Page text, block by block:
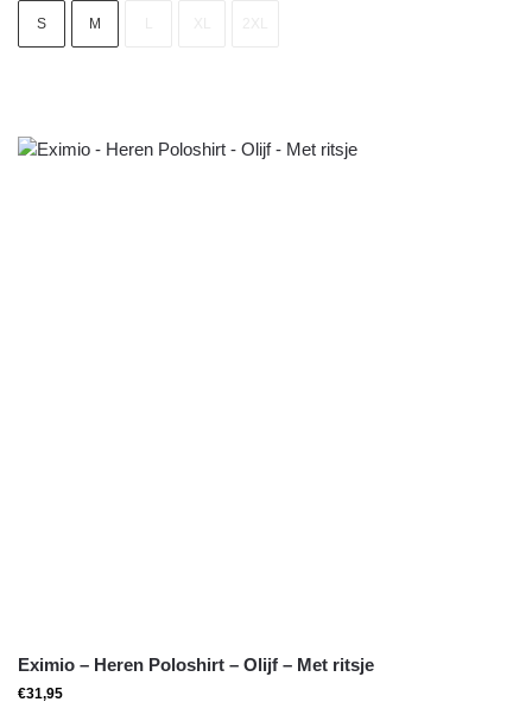
S M
Eximio – Heren Poloshirt – Olijf – Met ritsje
€31,95